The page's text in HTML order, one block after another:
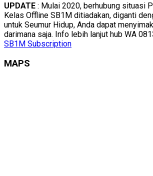
UPDATE : Mulai 2020, berhubung situasi
Kelas Offline SB1M ditiadakan, diganti
untuk Seumur Hidup, Anda dapat
darimana saja. Info lebih lanjut hub WA
SB1M Subscription
MAPS